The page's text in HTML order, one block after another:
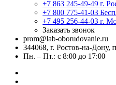
+7 863 245-49-49 г.
+7 800 775-41-03
+7 495 256-44-03 г.
Заказать звонок
prom@lab-oborudovanie.ru
344068, г. Ростов-на-
Пн. – Пт.: с 8:00 до 17:00